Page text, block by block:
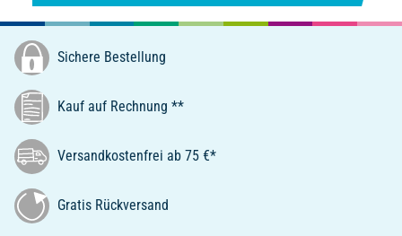
Sichere Bestellung
Kauf auf Rechnung **
Versandkostenfrei ab 75 €*
Gratis Rückversand